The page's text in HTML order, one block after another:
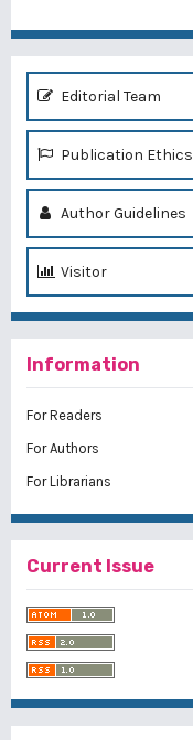
Editorial Team
Publication Ethics
Author Guidelines
Visitor
Information
For Readers
For Authors
For Librarians
Current Issue